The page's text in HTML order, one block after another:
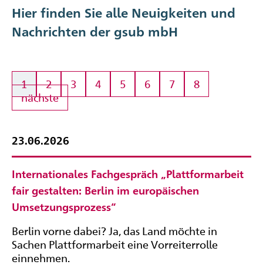
Hier finden Sie alle Neuigkeiten und
Nachrichten der gsub mbH
1 2 3 4 5 6 7
8
nächste
23.06.2026
Internationales Fachgespräch „Plattformarbeit
fair gestalten: Berlin im europäischen
Umsetzungsprozess“
Berlin vorne dabei? Ja, das Land möchte in
Sachen Plattformarbeit eine Vorreiterrolle
einnehmen.